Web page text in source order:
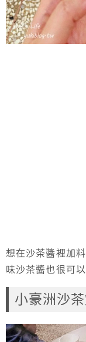
想在沙茶醬裡加
味沙茶醬也很可以
小豪洲沙